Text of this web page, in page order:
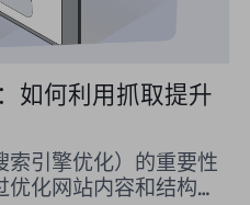
如何利用抓取提升
索引擎优化）的重要性
化网站内容和结构，